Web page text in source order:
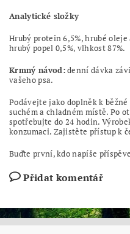
Analytické složky
Hrubý protein 6,5%, hrubé
hrubý popel 0,5%, vlhkost 87%.
Krmný návod:denní dávka
vašeho psa.
Podávejte jako doplněk k
suchém a chladném místě. Po
spotřebujte do 24 hodin.
konzumaci. Zajistěte přístup k
Buďte první, kdo napíše
Přidat komentář